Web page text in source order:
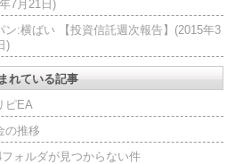
7月21日)
ン:横ばい 【投資信託週次報告】(2015年3
)
れている記事
ピEA
の推移
フォルダが見つからない件